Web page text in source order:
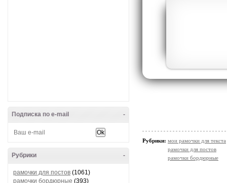
-
Подписка по e-mail
-
Рубрики
рамочки для постов (1061)
рамочки бордюрные (393)
Рубрики: мои рамочки для текста
рамочки для постов
рамочки бордюрные